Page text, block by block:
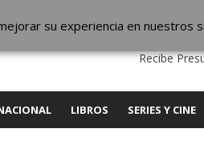
CONTACTO SERVICIOS
Recibe
LIBROS SERIES Y CINE
su experiencia en nuestros